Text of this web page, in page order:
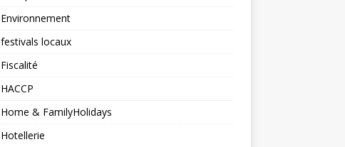
Environnement
festivals locaux
Fiscalité
HACCP
Home & FamilyHolidays
Hotellerie